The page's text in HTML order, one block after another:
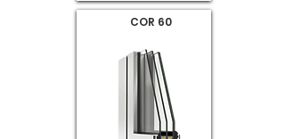
COR 60